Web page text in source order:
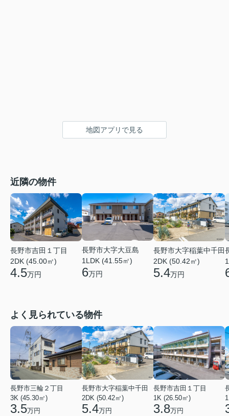
地図アプリで見る
近隣の物件
長野市吉田１丁目
2DK (45.00㎡)
4.5万円
長野市大字大豆島
1LDK (41.55㎡)
6万円
長野市大字稲葉中千田
2DK (50.42㎡)
5.4万円
よく見られている物件
長野市三輪２丁目
3K (45.30㎡)
3.5万円
長野市大字稲葉中千田
2DK (50.42㎡)
5.4万円
長野市吉田１丁目
1K (26.50㎡)
3.8万円